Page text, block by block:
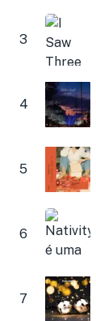
3
4
5
6
7